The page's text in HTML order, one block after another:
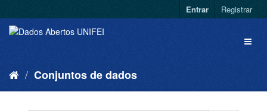
Entrar Registrar
Conjuntos de dados